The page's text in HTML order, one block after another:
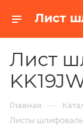
Лист
Главная —
Листы